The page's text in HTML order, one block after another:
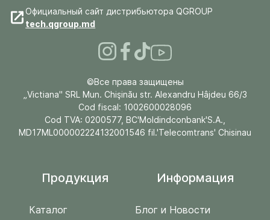
Официальный сайт дистрибьютора QGROUP
tech.qgroup.md
©Все права защищены
„Victiana" SRL Mun. Chişinău str. Alexandru Hâjdeu 66/3
Cod fiscal: 1002600028096
Cod TVA: 0200577, BC'Moldindconbank'S.A.,
MD17ML000002224132001546 fil.'Telecomtrans' Chisinau
Продукция
Каталог
Информация
Блог и Новости